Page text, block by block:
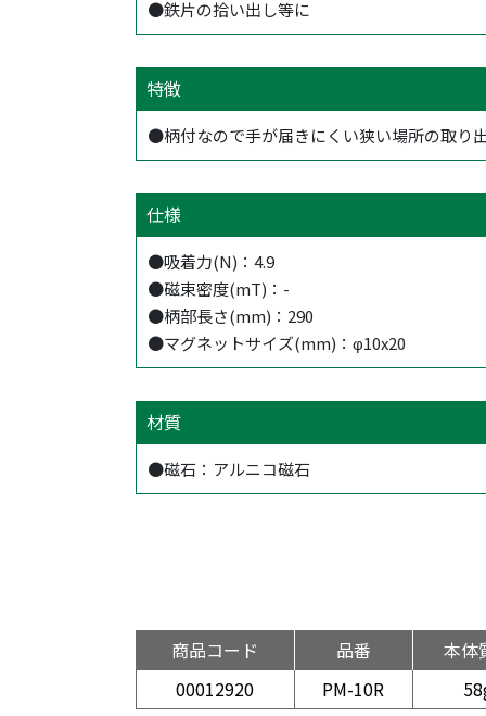
●鉄片の拾い出し等に
特徴
●柄付なので手が届きにくい狭い場所の取り
仕様
●吸着力(N)：4.9
●磁束密度(mT)：-
●柄部長さ(mm)：290
●マグネットサイズ(mm)：φ10x20
材質
●磁石：アルニコ磁石
商品コード 品番
本体
00012920
PM-10R